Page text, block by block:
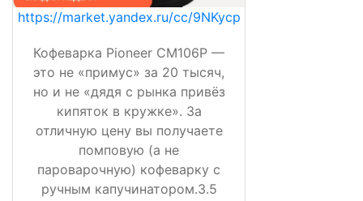
https://market.yandex.ru/cc/9NKycp
Кофеварка Pioneer CM106P —
это не «примус» за 20 тысяч,
но и не «дядя с рынка привёз
кипяток в кружке». За
отличную цену вы получаете
помповую (а не
пароварочную) кофеварку с
ручным капучинатором.3.5